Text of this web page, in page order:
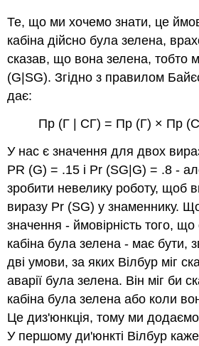
Те, що ми хочемо знати, це
кабіна дійсно була зелена,
сказав, що вона зелена, тобто
(G|SG). Згідно з правилом
дає:
Пр (Г | СГ) = Пр (Г) × Пр
У нас є значення для двох
PR (G) = .15 і Pr (SG|G) = .8 -
зробити невелику роботу, щоб
виразу Pr (SG) у знаменнику.
значення - ймовірність того,
кабіна була зелена - має бути,
дві умови, за яких Вілбур міг
аварії була зелена. Він міг би
кабіна була зелена або коли
Це диз'юнкція, тому ми додаємо
У першому ди'юнкті Вілбур